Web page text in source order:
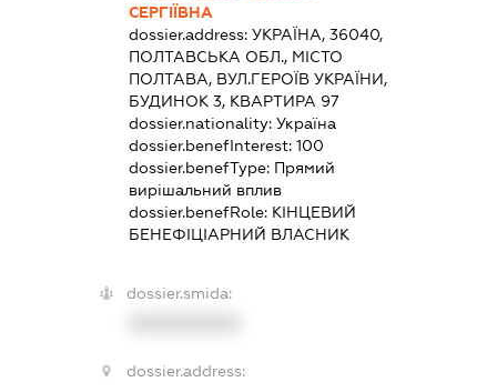
СЕРГІЇВНА
dossier.address:УКРАЇНА, 36040,
ПОЛТАВСЬКА ОБЛ., МІСТО
ПОЛТАВА, ВУЛ.ГЕРОЇВ УКРАЇНИ,
БУДИНОК 3, КВАРТИРА 97
dossier.nationality:Україна
dossier.benefInterest:100
dossier.benefType: Прямий
вирішальний вплив
dossier.benefRole: КІНЦЕВИЙ
БЕНЕФІЦІАРНИЙ ВЛАСНИК
dossier.smida:
dossier.address: